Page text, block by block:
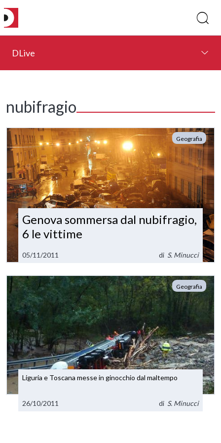
DLive
nubifragio
Geografia
Genova sommersa dal nubifragio,
6 le vittime
05/11/2011 di S. Minucci
Geografia
Liguria e Toscana messe in ginocchio dal maltempo
26/10/2011 di S. Minucci